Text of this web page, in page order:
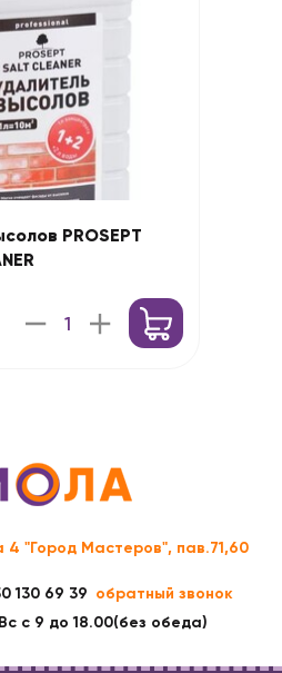
PROSEPT
4 "Город Мастеров", пав.71,60
130 69 39 обратный звонок
с 9 до 18.00(без обеда)